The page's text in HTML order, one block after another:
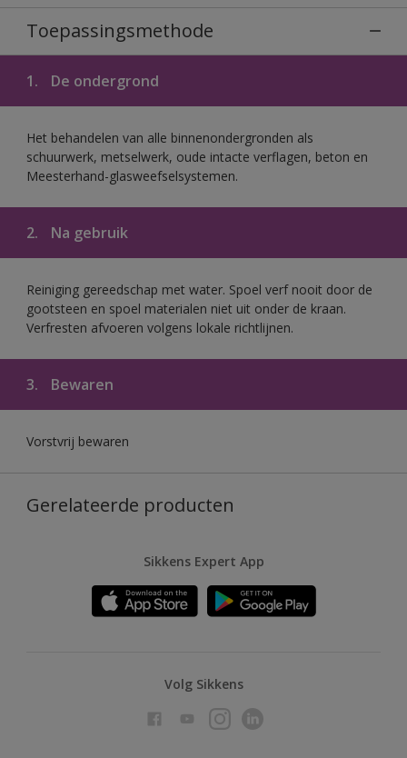
Toepassingsmethode
1. De ondergrond
Het behandelen van alle binnenondergronden als
schuurwerk, metselwerk, oude intacte verflagen, beton en
Meesterhand-glasweefselsystemen.
2. Na gebruik
Reiniging gereedschap met water. Spoel verf nooit door de
gootsteen en spoel materialen niet uit onder de kraan.
Verfresten afvoeren volgens lokale richtlijnen.
3. Bewaren
Vorstvrij bewaren
Gerelateerde producten
Sikkens Expert App
Volg Sikkens